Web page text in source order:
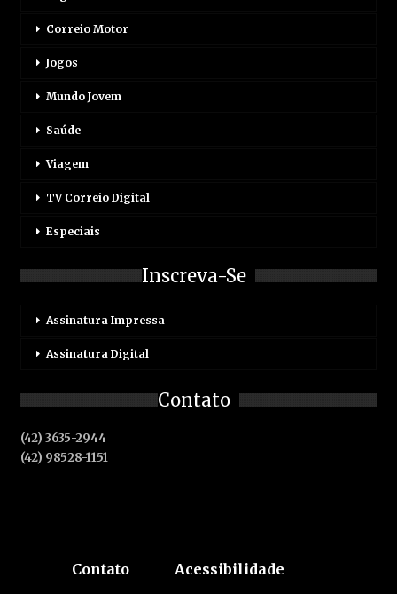
Correio Motor
Jogos
Mundo Jovem
Saúde
Viagem
TV Correio Digital
Especiais
Inscreva-Se
Assinatura Impressa
Assinatura Digital
Contato
(42) 3635-2944
(42) 98528-1151
Contato Acessibilidade